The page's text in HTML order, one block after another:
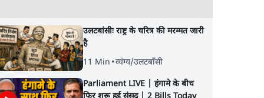
उलटबांसीः राष्ट्र के चरित्र की मरम्मत जारी
है
11 Min •व्यंग्य/उलटबाँसी
Parliament LIVE | हंगामे के बीच